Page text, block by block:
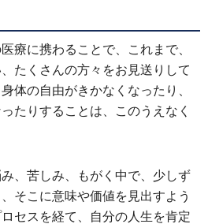
療に携わることで、これまで、
たくさんの方々をお見送りして
体の自由がきかなくなったり、
たりすることは、このうえなく
、苦しみ、もがく中で、少しず
そこに意味や価値を見出すよう
セスを経て、自分の人生を肯定